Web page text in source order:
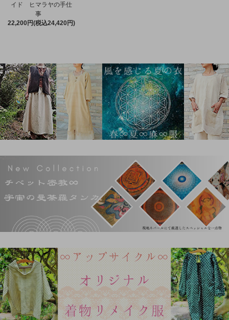
イド ヒマラヤの手仕
事
22,200円(税込24,420円)